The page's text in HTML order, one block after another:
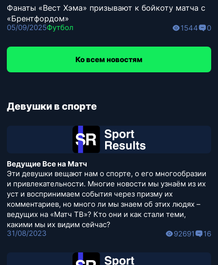
Фанаты «Вест Хэма» призывают к бойкоту матча с
«Брентфордом»
05/09/2025Футбол 1544 0
Ко всем новостям
Девушки в спорте
Ведущие Все на Матч
Эти девушки вещают нам о спорте, о его многообразии
и привлекательности. Многие новости мы узнаём из их
уст и воспринимаем события через призму их
комментариев, но много ли мы знаем об этих людях –
ведущих на «Матч ТВ»? Кто они и как стали теми,
какими мы их видим сейчас?
31/08/2023
92691 16